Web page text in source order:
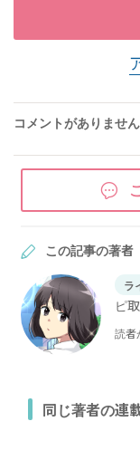
コメントがありません
この記事の著者
ラ
ピ
読者
同じ著者の連